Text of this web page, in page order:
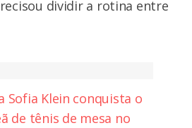
dividir a rotina entre
Sofia Klein conquista o
de tênis de mesa no